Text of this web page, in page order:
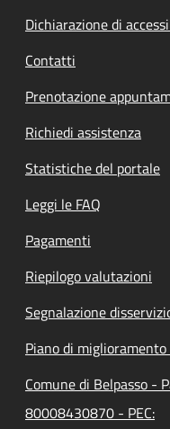
Dichiarazione di
Contatti
Prenotazione
Richiedi assistenza
Statistiche del portale
Leggi le FAQ
Pagamenti
Riepilogo valutazioni
Segnalazione
Piano di
Comune di Belpasso -
80008430870 - PEC: